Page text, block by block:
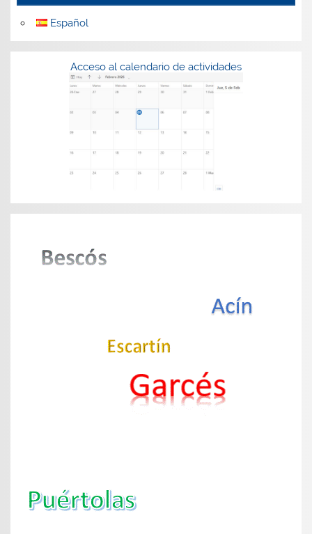
Español
Acceso al calendario de actividades